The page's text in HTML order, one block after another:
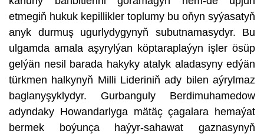
etmegiň hukuk kepillikler toplumy bu oňyn syýasatyň
anyk durmuş ugurlydygynyň subutnamasydyr. Bu
ulgamda amala aşyrylýan köptaraplaýyn işler ösüp
gelýän nesil barada hakyky atalyk aladasyny edýän
türkmen halkynyň Milli Lideriniň ady bilen aýrylmaz
baglanyşyklydyr. Gurbanguly Berdimuhamedow
adyndaky Howandarlyga mätäç çagalara hemaýat
bermek boýunça haýyr-sahawat gaznasynyň